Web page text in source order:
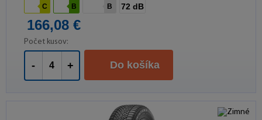
C B B 72 dB
166,08 €
Počet kusov:
- + Do košíka